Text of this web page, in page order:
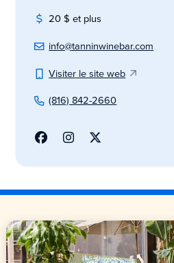
20 $ et plus
info@tanninwinebar.com
Visiter le site web
(816) 842-2660